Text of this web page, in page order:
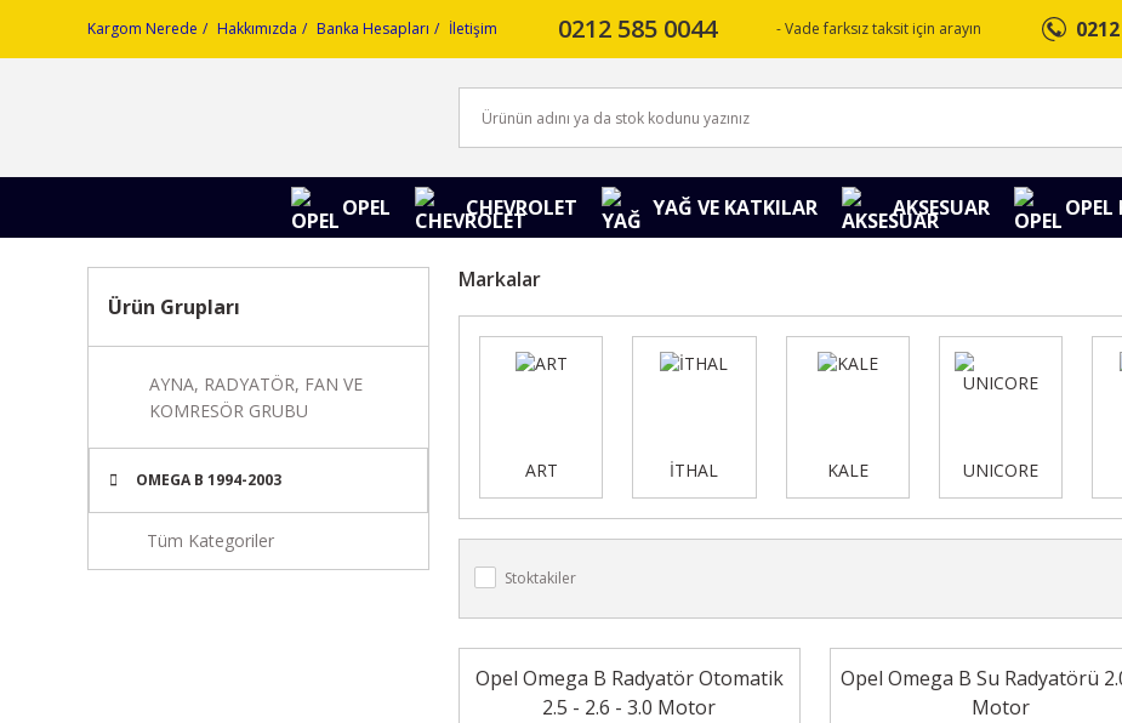
Kargom Nerede Hakkımızda Banka Hesapları İletişim 0212 585 0044 - Vade farksız taksit için arayın
OPEL CHEVROLET YAĞ VE KATKILAR AKSESUAR
Ürün Grupları
AYNA, RADYATÖR, FAN VE
KOMRESÖR GRUBU
OMEGA B 1994-2003
Tüm Kategoriler
Markalar
ART İTHAL KALE UNICORE
Stoktakiler
Opel Omega B Radyatör Otomatik
2.5 - 2.6 - 3.0 Motor
Opel Omega B Su Radyatörü
Motor